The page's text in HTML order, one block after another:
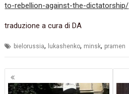
to-rebellion-against-the-dictatorship/
traduzione a cura di DA
bielorussia, lukashenko, minsk, pramen
Navigazione
articoli